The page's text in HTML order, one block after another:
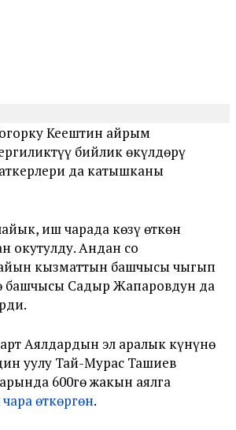
Кеңештин айрым
бийлик өкүлдөрү
да катышканы
иш чарада көзү өткөн
окутулду. Андан соң
кызматтын башчысы чыгып
башчысы Садыр Жапаровдун да
Аялдардын эл аралык күнүнө
уулу Тай-Мурас Ташиев
600гө жакын аялга
өткөргөн.